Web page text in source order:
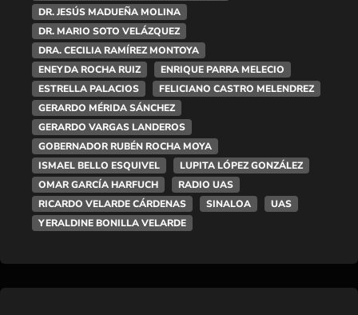
DR. JESÚS MADUEÑA MOLINA
DR. MARIO SOTO VELÁZQUEZ
DRA. CECILIA RAMÍREZ MONTOYA
ENEYDA ROCHA RUIZ
ENRIQUE PARRA MELECIO
ESTRELLA PALACIOS
FELICIANO CASTRO MELENDREZ
GERARDO MÉRIDA SÁNCHEZ
GERARDO VARGAS LANDEROS
GOBERNADOR RUBÉN ROCHA MOYA
ISMAEL BELLO ESQUIVEL
LUPITA LÓPEZ GONZÁLEZ
OMAR GARCÍA HARFUCH
RADIO UAS
RICARDO VELARDE CÁRDENAS
SINALOA
UAS
YERALDINE BONILLA VELARDE